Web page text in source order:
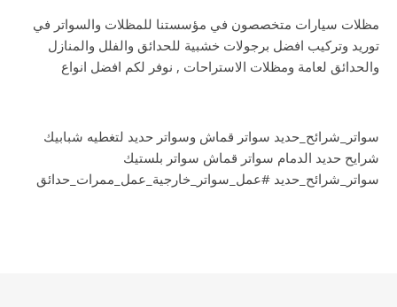
مظلات سيارات متخصصون في مؤسستنا للمظلات والسواتر في
توريد وتركيب افضل برجولات خشبية للحدائق والفلل والمنازل
والحدائق لعامة ومظلات الاستراحات , نوفر لكم افضل انواع
سواتر_شرائح_حديد سواتر قماش وسواتر حديد لتغطيه شبابيك
شرايح حديد الدمام سواتر قماش سواتر بلستيك
سواتر_شرائح_حديد #عمل_سواتر_خارجية_عمل_ممرات_حدائق